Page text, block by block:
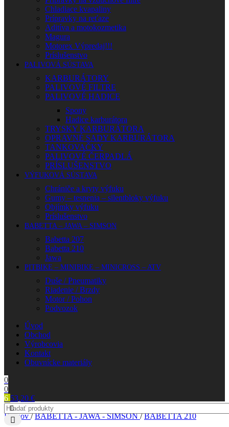
Chladiace kvapaliny
Prípravky na reťaze
Aditíva a motokozmetika
Magura
Motorex Výpredaj!!!
Príslušenstvo
PALIVOVÁ SÚSTAVA
KARBURÁTORY
PALIVOVÉ FILTRE
PALIVOVÉ HADICE
Spony
Hadice karburátora
TRYSKY KARBURÁTORA
OPRAVNÉ SADY KARBURÁTORA
TANKOVAČKY
PALIVOVÉ ČERPADLÁ
PRÍSLUŠENSTVO
VÝFUKOVÁ SÚSTAVA
Chrániče a kryty výfuku
Gumy – tesnenia – silentbloky výfuku
Objímky výfuku
Príslušenstvo
BABETTA – JAWA – SIMSON
Babetta 207
Babetta 210
Jawa
PITBIKE – MINIBIKE – MINICROSS – ATV
Duše / Pneumatiky
Riadenie / Brzdy
Motor / Pohon
Podvozok
Úvod
Obchod
Výrobcovia
Kontakt
Obuvnícke materiály
0
0
6 53,20 €
Domov/ BABETTA - JAWA - SIMSON/ BABETTA 210